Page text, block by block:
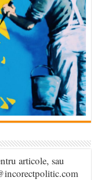
articole, sau